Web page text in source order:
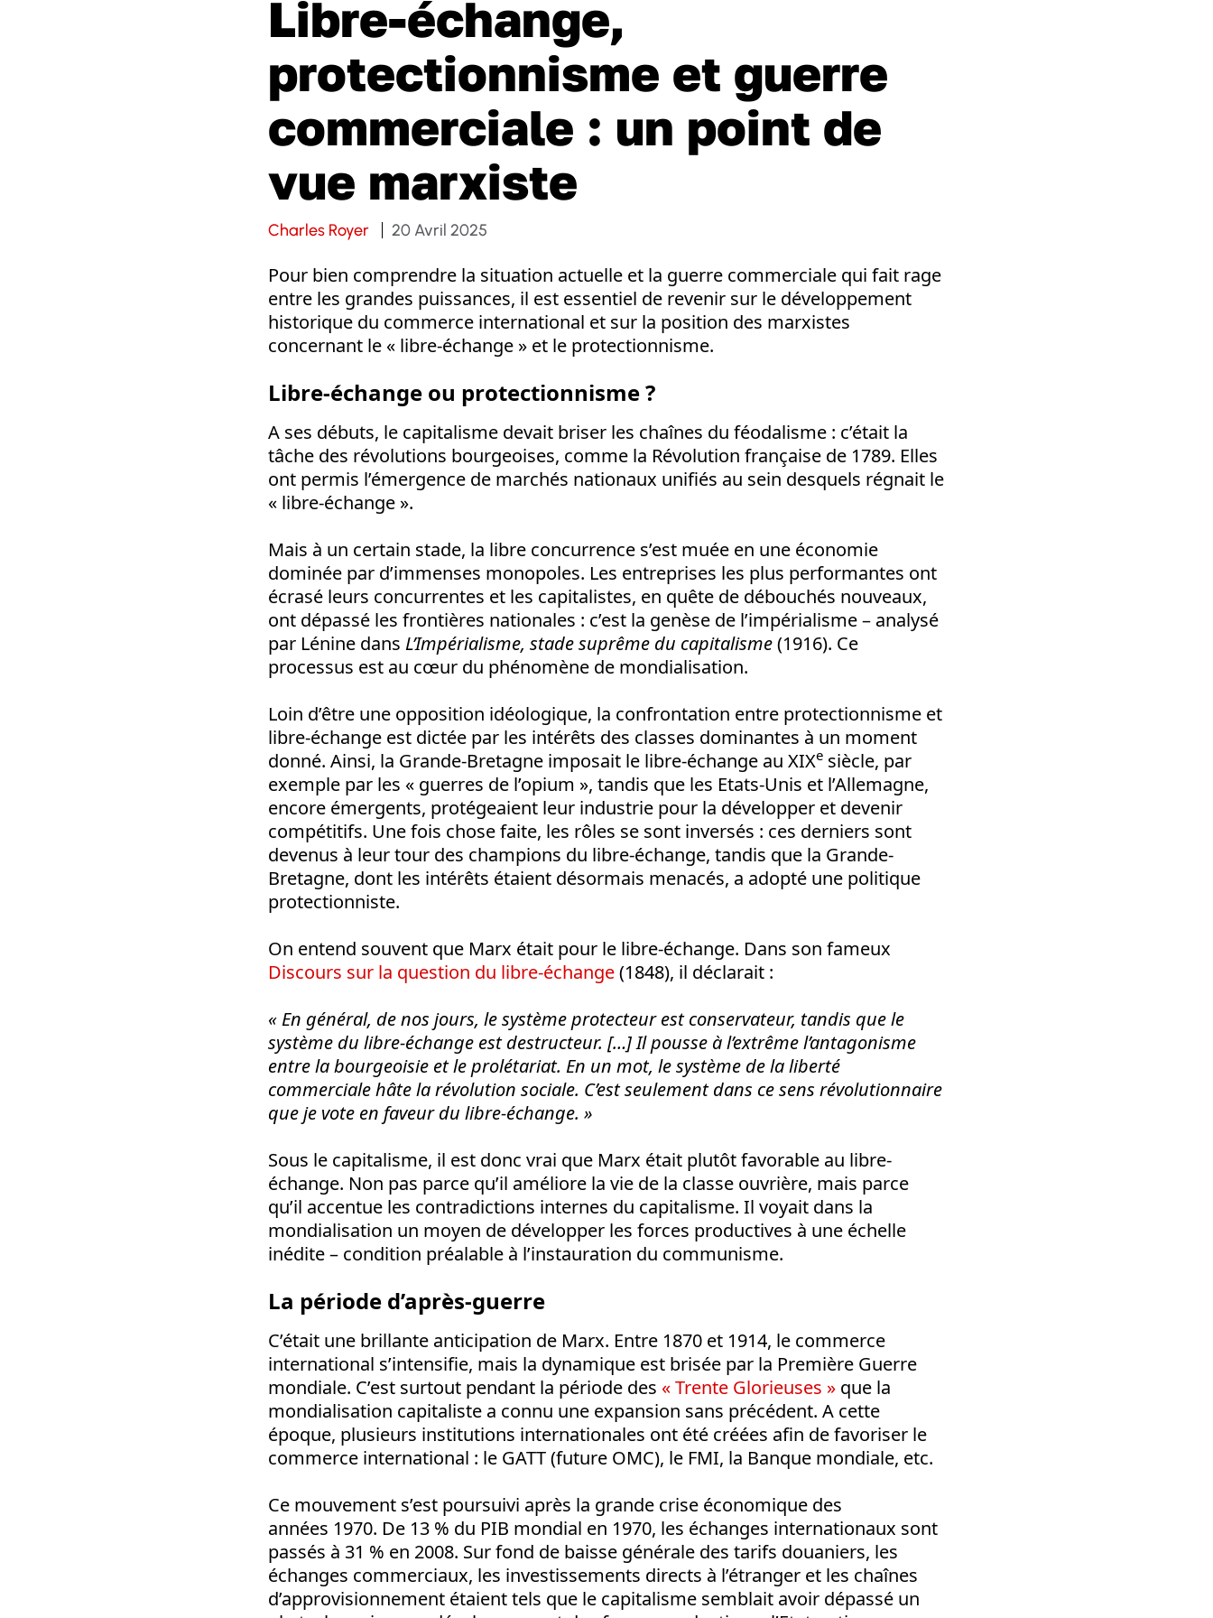
Libre-échange,
protectionnisme et guerre
commerciale : un point de
vue marxiste
Charles Royer 20 Avril 2025
Pour bien comprendre la situation actuelle et la guerre commerciale qui fait rage
entre les grandes puissances, il est essentiel de revenir sur le développement
historique du commerce international et sur la position des marxistes
concernant le « libre-échange » et le protectionnisme.
Libre-échange ou protectionnisme ?
A ses débuts, le capitalisme devait briser les chaînes du féodalisme : c’était la
tâche des révolutions bourgeoises, comme la Révolution française de 1789. Elles
ont permis l’émergence de marchés nationaux unifiés au sein desquels régnait le
« libre-échange ».
Mais à un certain stade, la libre concurrence s’est muée en une économie
dominée par d’immenses monopoles. Les entreprises les plus performantes ont
écrasé leurs concurrentes et les capitalistes, en quête de débouchés nouveaux,
ont dépassé les frontières nationales : c’est la genèse de l’impérialisme – analysé
par Lénine dans L’Impérialisme, stade suprême du capitalisme(1916). Ce
processus est au cœur du phénomène de mondialisation.
Loin d’être une opposition idéologique, la confrontation entre protectionnisme et
libre-échange est dictée par les intérêts des classes dominantes à un moment
donné. Ainsi, la Grande-Bretagne imposait le libre-échange au XIXe siècle, par
exemple par les « guerres de l’opium », tandis que les Etats-Unis et l’Allemagne,
encore émergents, protégeaient leur industrie pour la développer et devenir
compétitifs. Une fois chose faite, les rôles se sont inversés : ces derniers sont
devenus à leur tour des champions du libre-échange, tandis que la Grande-
Bretagne, dont les intérêts étaient désormais menacés, a adopté une politique
protectionniste.
On entend souvent que Marx était pour le libre-échange. Dans son fameux
Discours sur la question du libre-échange(1848), il déclarait :
« En général, de nos jours, le système protecteur est conservateur, tandis que le
système du libre-échange est destructeur. […] Il pousse à l’extrême l’antagonisme
entre la bourgeoisie et le prolétariat. En un mot, le système de la liberté
commerciale hâte la révolution sociale. C’est seulement dans ce sens révolutionnaire
que je vote en faveur du libre-échange. »
Sous le capitalisme, il est donc vrai que Marx était plutôt favorable au libre-
échange. Non pas parce qu’il améliore la vie de la classe ouvrière, mais parce
qu’il accentue les contradictions internes du capitalisme. Il voyait dans la
mondialisation un moyen de développer les forces productives à une échelle
inédite – condition préalable à l’instauration du communisme.
La période d’après-guerre
C’était une brillante anticipation de Marx. Entre 1870 et 1914, le commerce
international s’intensifie, mais la dynamique est brisée par la Première Guerre
mondiale. C’est surtout pendant la période des « Trente Glorieuses » que la
mondialisation capitaliste a connu une expansion sans précédent. A cette
époque, plusieurs institutions internationales ont été créées afin de favoriser le
commerce international : le GATT (future OMC), le FMI, la Banque mondiale, etc.
Ce mouvement s’est poursuivi après la grande crise économique des
années 1970. De 13 % du PIB mondial en 1970, les échanges internationaux sont
passés à 31 % en 2008. Sur fond de baisse générale des tarifs douaniers, les
échanges commerciaux, les investissements directs à l’étranger et les chaînes
d’approvisionnement étaient tels que le capitalisme semblait avoir dépassé un